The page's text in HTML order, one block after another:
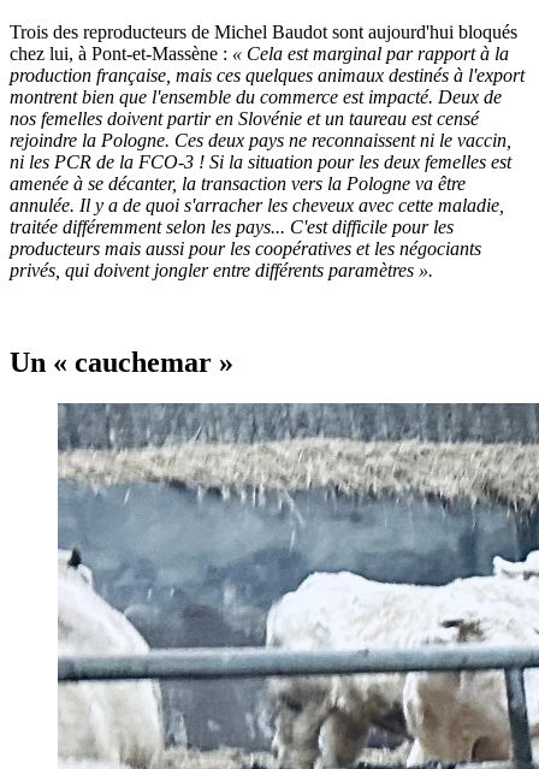
Trois des reproducteurs de Michel Baudot sont aujourd'hui bloqués
chez lui, à Pont-et-Massène : « Cela est marginal par rapport à la
production française, mais ces quelques animaux destinés à l'export
montrent bien que l'ensemble du commerce est impacté. Deux de
nos femelles doivent partir en Slovénie et un taureau est censé
rejoindre la Pologne. Ces deux pays ne reconnaissent ni le vaccin,
ni les PCR de la FCO-3 ! Si la situation pour les deux femelles est
amenée à se décanter, la transaction vers la Pologne va être
annulée. Il y a de quoi s'arracher les cheveux avec cette maladie,
traitée différemment selon les pays... C'est difficile pour les
producteurs mais aussi pour les coopératives et les négociants
privés, qui doivent jongler entre différents paramètres ».
Un « cauchemar »